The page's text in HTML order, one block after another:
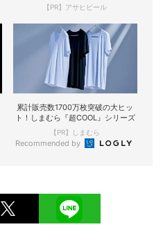
【PR】アサヒビール
累計販売数1700万枚突破の大ヒッ
ト！しまむら『超COOL』シリーズ
【PR】しまむら
Recommended by